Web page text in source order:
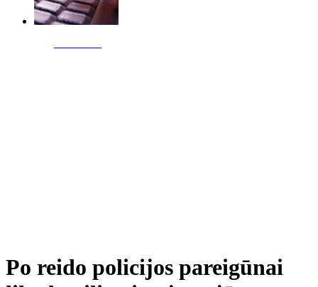
Po reido policijos pareigūnai